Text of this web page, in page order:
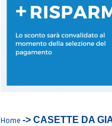
Home -> CASETTE DA